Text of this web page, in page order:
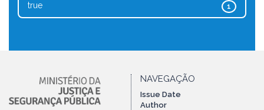
1
true
NAVEGAÇÃO
Issue Date
Author